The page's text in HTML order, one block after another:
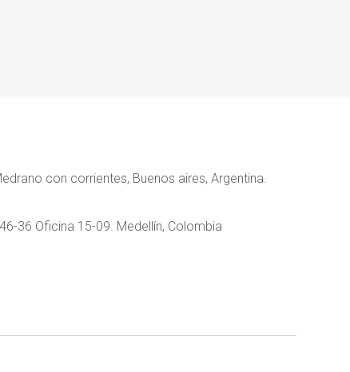
con corrientes, Buenos aires, Argentina.
36 Oficina 15-09. Medellín, Colombia